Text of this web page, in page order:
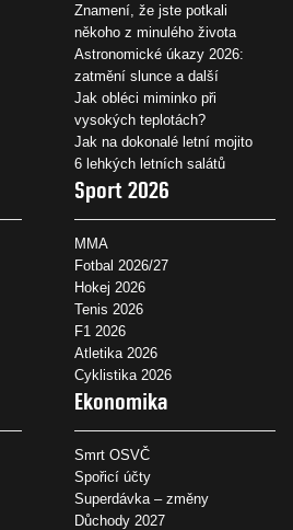
Znamení, že jste potkali
někoho z minulého života
Astronomické úkazy 2026:
zatmění slunce a další
Jak obléci miminko při
vysokých teplotách?
Jak na dokonalé letní mojito
6 lehkých letních salátů
Sport 2026
MMA
Fotbal 2026/27
Hokej 2026
Tenis 2026
F1 2026
Atletika 2026
Cyklistika 2026
Ekonomika
Smrt OSVČ
Spořicí účty
Superdávka – změny
Důchody 2027